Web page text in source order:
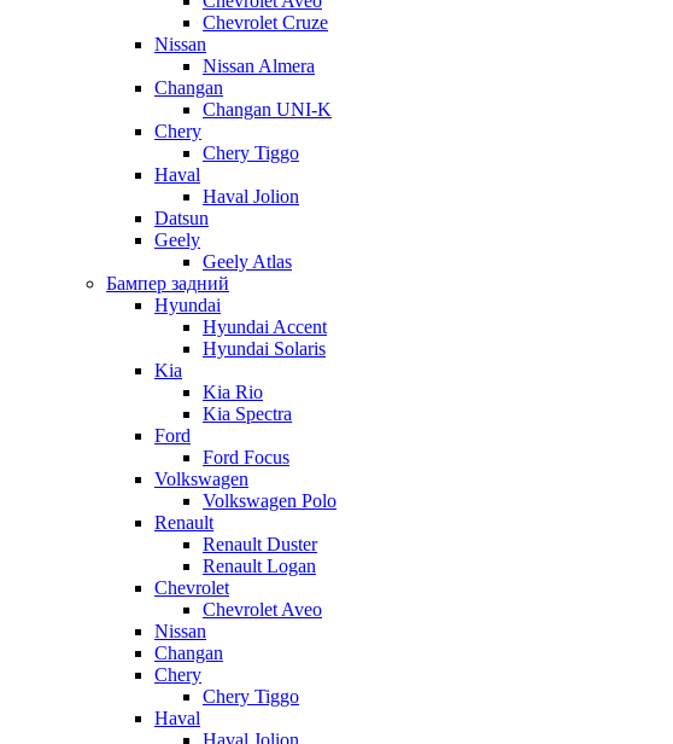
Chevrolet Cruze
Nissan
Nissan Almera
Changan
Changan UNI-K
Chery
Chery Tiggo
Haval
Haval Jolion
Datsun
Geely
Geely Atlas
Бампер задний
Hyundai
Hyundai Accent
Hyundai Solaris
Kia
Kia Rio
Kia Spectra
Ford
Ford Focus
Volkswagen
Volkswagen Polo
Renault
Renault Duster
Renault Logan
Chevrolet
Chevrolet Aveo
Nissan
Changan
Chery
Chery Tiggo
Haval
Haval Jolion